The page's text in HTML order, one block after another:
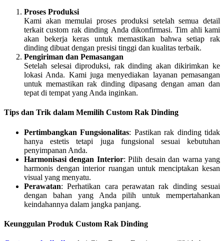
Proses Produksi
Kami akan memulai proses produksi setelah semua detail
terkait custom rak dinding Anda dikonfirmasi. Tim ahli kami
akan bekerja keras untuk memastikan bahwa setiap rak
dinding dibuat dengan presisi tinggi dan kualitas terbaik.
Pengiriman dan Pemasangan
Setelah selesai diproduksi, rak dinding akan dikirimkan ke
lokasi Anda. Kami juga menyediakan layanan pemasangan
untuk memastikan rak dinding dipasang dengan aman dan
tepat di tempat yang Anda inginkan.
Tips dan Trik dalam Memilih Custom Rak Dinding
Pertimbangkan Fungsionalitas: Pastikan rak dinding tidak
hanya estetis tetapi juga fungsional sesuai kebutuhan
penyimpanan Anda.
Harmonisasi dengan Interior: Pilih desain dan warna yang
harmonis dengan interior ruangan untuk menciptakan kesan
visual yang menyatu.
Perawatan: Perhatikan cara perawatan rak dinding sesuai
dengan bahan yang Anda pilih untuk mempertahankan
keindahannya dalam jangka panjang.
Keunggulan Produk Custom Rak Dinding